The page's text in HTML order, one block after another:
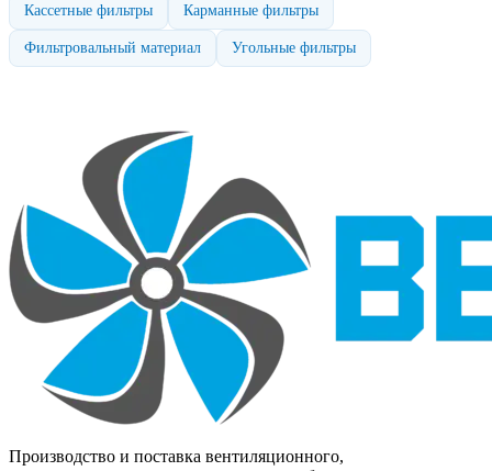
Кассетные фильтры Карманные фильтры
Фильтровальный материал Угольные фильтры
Производство и поставка вентиляционного,